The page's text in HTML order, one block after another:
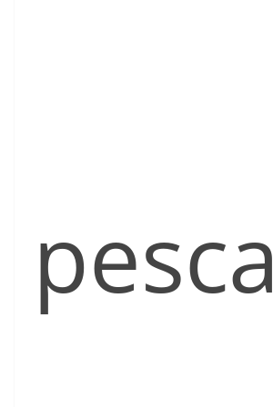
pesca